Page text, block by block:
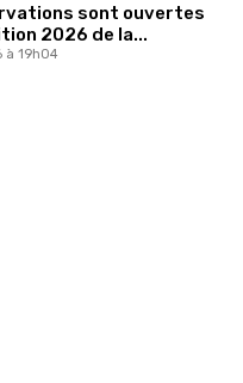
sont ouvertes
2026 de la...
à 19h04